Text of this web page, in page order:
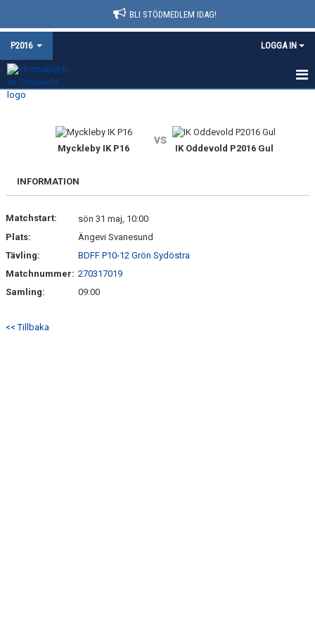
BLI STÖDMEDLEM IDAG!
P2016 LOGGA IN
HEM
MATCHER
TRUPPEN
BILDGALLERI
Myckleby IK P16
vs
IK Oddevold P2016 Gul
INFORMATION
Matchstart:
sön 31 maj, 10:00
Plats:
Ängevi Svanesund
Tävling:
BDFF P10-12 Grön Sydöstra
Matchnummer: 270317019
Samling:
09:00
<< Tillbaka